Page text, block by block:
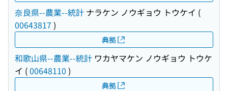
奈良県--農業--統計 ナラケン ノウギョウ トウケイ (
00643817 )
典拠
和歌山県--農業--統計 ワカヤマケン ノウギョウ トウケ
イ (00648110 )
典拠